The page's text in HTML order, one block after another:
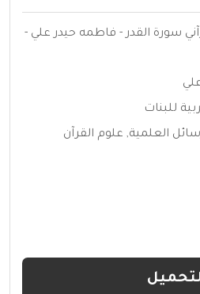
سورة القدر - فاطمه حيدر علي -
للبنات
العلمية, علوم القرآن